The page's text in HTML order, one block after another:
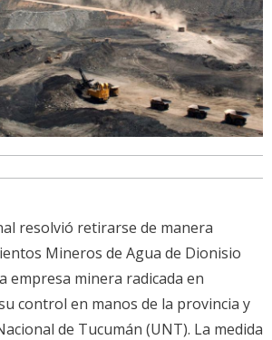
resolvió retirarse de manera
Mineros de Agua de Dionisio
empresa minera radicada en
control en manos de la provincia y
de Tucumán (UNT). La medida